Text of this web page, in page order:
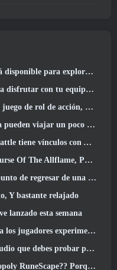
en RuneScape de la vieja escuela
con tu equipo (2026)
de acción, doncella guardiana
poco en el tiempo... como regalo
supuesto que lo agregarán a Guild Wars 2
varios cambios según los comentarios
de una manera impactante
Y bastante relajado
lanzado esta semana
antes de que los dragones ancianos despertaran
probar para Marvel Rivals
Porque uno está en camino